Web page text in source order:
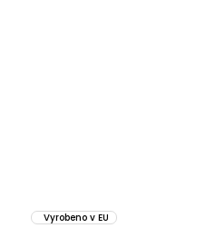
Vyrobeno v EU